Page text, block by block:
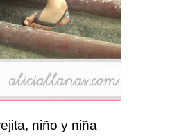
niño y niña